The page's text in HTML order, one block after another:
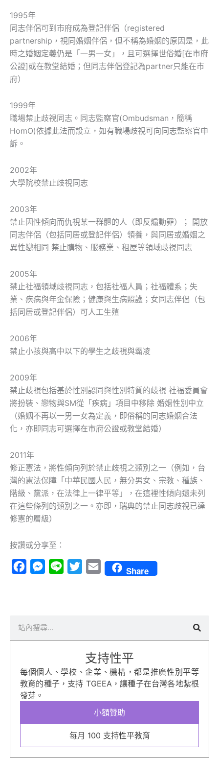
1995年
同志伴侶可到市府成為登記伴侶（registered
partnership，視同婚姻伴侶，但不稱為婚姻的原因是，此
時之婚姻定義仍是「一男一女」，且可選擇世俗婚[在市府
公證]或在教堂結婚；但同志伴侶登記為partner只能在市
府）
1999年
職場禁止歧視同志。同志監察官(Ombudsman，簡稱
HomO)依據此法而設立，如有職場歧視可向同志監察官申
訴。
2002年
大學院校禁止歧視同志
2003年
禁止因性傾向而仇視某一群體的人（即反煽動罪）； 開放
同志伴侶（包括同居或登記伴侶）領養，與同居或婚姻之
異性戀相同 禁止購物、服務業、租屋等領域歧視同志
2005年
禁止社福領域歧視同志，包括社福人員；社福體系；失
業、疾病與年金保險；健康與生病照護；女同志伴侶（包
括同居或登記伴侶）可人工生殖
2006年
禁止小孩與高中以下的學生之歧視與霸凌
2009年
禁止歧視包括基於性別認同與性別特質的歧視 社福委員會
將扮裝、戀物與SM從「疾病」項目中移除 婚姻性別中立
（婚姻不再以一男一女為定義，即俗稱的同志婚姻合法
化，亦即同志可選擇在市府公證或教堂結婚）
2011年
修正憲法，將性傾向列於禁止歧視之類別之一（例如，台
灣的憲法保障「中華民國人民，無分男女、宗教、種族、
階級、黨派，在法律上一律平等」，在這裡性傾向還未列
在這些條列的類別之一。亦即，瑞典的禁止同志歧視已達
修憲的層級）
按讚或分享至：
FacebookMessenger
Line TwitterEmail Share
支持性平
每個個人、學校、企業、機構，都是推廣性別平等
教育的種子，支持 TGEEA，讓種子在台灣各地紮根
發芽。
小額贊助
每月 100 支持性平教育